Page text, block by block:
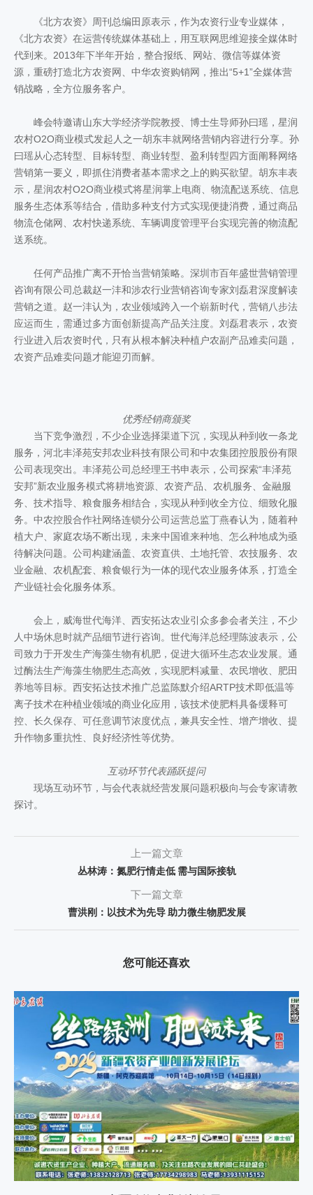
《北方农资》周刊总编田原表示，作为农资行业专业媒体，
《北方农资》在运营传统媒体基础上，用互联网思维迎接全媒体时
代到来。2013年下半年开始，整合报纸、网站、微信等媒体资
源，重磅打造北方农资网、中华农资购销网，推出“5+1”全媒体营
销战略，全方位服务客户。
峰会特邀请山东大学经济学院教授、博士生导师孙曰瑶，星润
农村O2O商业模式发起人之一胡东丰就网络营销内容进行分享。孙
曰瑶从心态转型、目标转型、商业转型、盈利转型四方面阐释网络
营销第一要义，即抓住消费者基本需求之上的购买欲望。胡东丰表
示，星润农村O2O商业模式将星润掌上电商、物流配送系统、信息
服务生态体系等结合，借助多种支付方式实现便捷消费，通过商品
物流仓储网、农村快递系统、车辆调度管理平台实现完善的物流配
送系统。
任何产品推广离不开恰当营销策略。深圳市百年盛世营销管理
咨询有限公司总裁赵一沣和涉农行业营销咨询专家刘磊君深度解读
营销之道。赵一沣认为，农业领域跨入一个崭新时代，营销八步法
应运而生，需通过多方面创新提高产品关注度。刘磊君表示，农资
行业进入后农资时代，只有从根本解决种植户农副产品难卖问题，
农资产品难卖问题才能迎刃而解。
优秀经销商颁奖
当下竞争激烈，不少企业选择渠道下沉，实现从种到收一条龙
服务，河北丰泽苑安邦农业科技有限公司和中农集团控股股份有限
公司表现突出。丰泽苑公司总经理王书申表示，公司探索“丰泽苑
安邦”新农业服务模式将耕地资源、农资产品、农机服务、金融服
务、技术指导、粮食服务相结合，实现从种到收全方位、细致化服
务。中农控股合作社网络连锁分公司运营总监丁燕春认为，随着种
植大户、家庭农场不断出现，未来中国谁来种地、怎么种地成为亟
待解决问题。公司构建涵盖、农资直供、土地托管、农技服务、农
业金融、农机配套、粮食银行为一体的现代农业服务体系，打造全
产业链社会化服务体系。
会上，威海世代海洋、西安拓达农业引众多参会者关注，不少
人中场休息时就产品细节进行咨询。世代海洋总经理陈波表示，公
司致力于开发生产海藻生物有机肥，促进大循环生态农业发展。通
过酶法生产海藻生物肥生态高效，实现肥料减量、农民增收、肥田
养地等目标。西安拓达技术推广总监陈默介绍ARTP技术即低温等
离子技术在种植业领域的商业化应用，该技术使肥料具备缓释可
控、长久保存、可任意调节浓度优点，兼具安全性、增产增收、提
升作物多重抗性、良好经济性等优势。
互动环节代表踊跃提问
现场互动环节，与会代表就经营发展问题积极向与会专家请教
探讨。
上一篇文章
丛林涛：氮肥行情走低 需与国际接轨
下一篇文章
曹洪刚：以技术为先导 助力微生物肥发展
您可能还喜欢